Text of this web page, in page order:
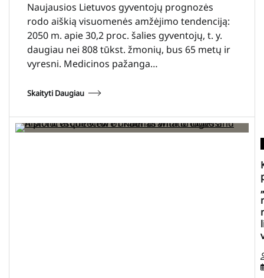
Naujausios Lietuvos gyventojų prognozės
rodo aiškią visuomenės amžėjimo tendenciją:
2050 m. apie 30,2 proc. šalies gyventojų, t. y.
daugiau nei 808 tūkst. žmonių, bus 65 metų ir
vyresni. Medicinos pažanga…
Skaityti Daugiau